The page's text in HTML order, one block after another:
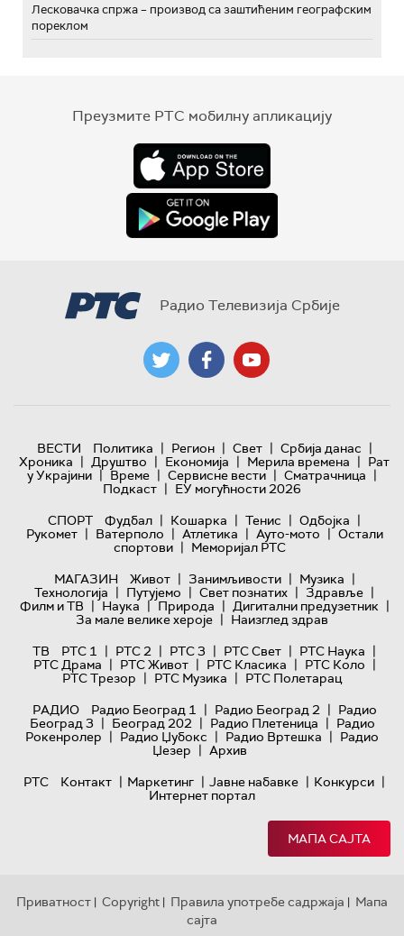
Лесковачка спржа – производ са заштићеним географским
пореклом
Преузмите РТС мобилну апликацију
Радио Телевизија Србије
ВЕСТИ Политика | Регион | Свет | Србија данас |
Хроника | Друштво | Економија | Мерила времена | Рат
у Украјини | Време | Сервисне вести | Сматрачница |
Подкаст | ЕУ могућности 2026
СПОРТ
Фудбал | Кошарка | Тенис | Одбојка |
Рукомет | Ватерполо | Атлетика | Ауто-мото | Остали
спортови | Меморијал РТС
МАГАЗИН
Живот | Занимљивости | Музика |
Технологијa | Путујемо | Свет познатих | Здравље |
Филм и ТВ | Наука | Природа | Дигитални предузетник |
За мале велике хероје | Наизглед здрав
ТВ
РТС 1 | РТС 2 | РТС 3 | РТС Свет | РТС Наука |
РТС Драма | РТС Живот | РТС Класика | РТС Коло |
РТС Трезор | РТС Музика | РТС Полетарац
РАДИО
Радио Београд 1 | Радио Београд 2 | Радио
Београд 3 | Београд 202 | Радио Плетеница | Радио
Рокенролер | Радио Џубокс | Радио Вртешка | Радио
Џезер | Архив
РТС
Контакт | Маркетинг | Јавне набавке | Конкурси |
Интернет портал
МАПА САЈТА
Приватност | Copyright | Правила употребе садржаја | Мапа
сајта